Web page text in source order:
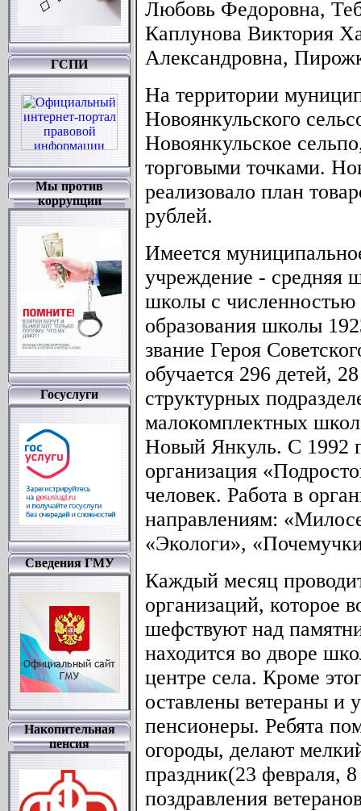
ГСПИ
Мы против
коррупции
Госуслуги
Сведения ГМУ
Накопительная
пенсия
Любовь Федоровна,
Каплунова Виктория
Александровна,
На территории
Новоянкульского
Новоянкульское
торговыми точками.
реализовало план
рублей.
Имеется
учреждение - средняя
школы с численностью
образования школы
звание Героя
обучается 296 детей,
структурных
малокомплектных
Новый Янкуль. С 1992
организация
человек. Работа в
направлениям:
«Экологи»,
Каждый месяц
организаций, которое
шефствуют над
находится во дворе
центре села. Кроме
оставлены ветераны и
пенсионеры. Ребята
огороды, делают
праздник(23 февраля,
поздравления